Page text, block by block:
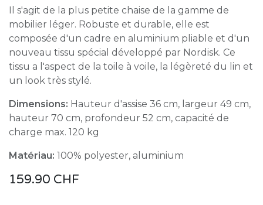
Il s'agit de la plus petite chaise de la gamme de
mobilier léger. Robuste et durable, elle est
composée d'un cadre en aluminium pliable et d'un
nouveau tissu spécial développé par Nordisk. Ce
tissu a l'aspect de la toile à voile, la légèreté du lin et
un look très stylé.
Dimensions: Hauteur d'assise 36 cm, largeur 49 cm,
hauteur 70 cm, profondeur 52 cm, capacité de
charge max. 120 kg
Matériau: 100% polyester, aluminium
159.90 CHF